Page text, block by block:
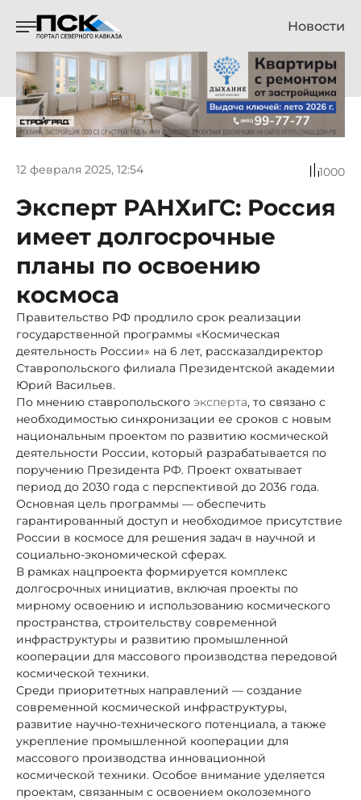
Новости
12 февраля 2025, 12:54 1000
Эксперт РАНХиГС: Россия
имеет долгосрочные
планы по освоению
космоса
Правительство РФ продлило срок реализации
государственной программы «Космическая
деятельность России» на 6 лет, рассказалдиректор
Ставропольского филиала Президентской академии
Юрий Васильев.
По мнению ставропольского эксперта, то связано с
необходимостью синхронизации ее сроков с новым
национальным проектом по развитию космической
деятельности России, который разрабатывается по
поручению Президента РФ. Проект охватывает
период до 2030 года с перспективой до 2036 года.
Основная цель программы — обеспечить
гарантированный доступ и необходимое присутствие
России в космосе для решения задач в научной и
социально-экономической сферах.
В рамках нацпроекта формируется комплекс
долгосрочных инициатив, включая проекты по
мирному освоению и использованию космического
пространства, строительству современной
инфраструктуры и развитию промышленной
кооперации для массового производства передовой
космической техники.
Среди приоритетных направлений — создание
современной космической инфраструктуры,
развитие научно-технического потенциала, а также
укрепление промышленной кооперации для
массового производства инновационной
космической техники. Особое внимание уделяется
проектам, связанным с освоением околоземного